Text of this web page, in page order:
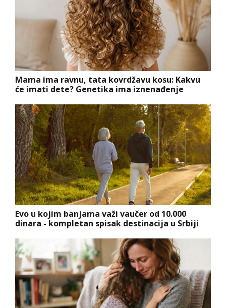
Mama ima ravnu, tata kovrdžavu kosu: Kakvu
će imati dete? Genetika ima iznenađenje
Evo u kojim banjama važi vaučer od 10.000
dinara - kompletan spisak destinacija u Srbiji